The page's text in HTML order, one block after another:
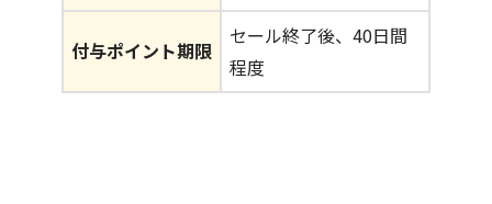
付与ポイント期限
セール終了後、40日間
程度